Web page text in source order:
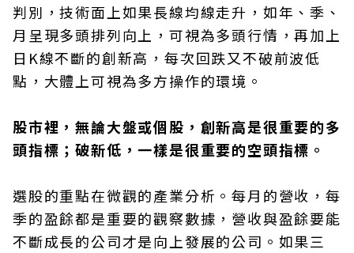
判別，技術面上如果長線均線走升，如年、季、
月呈現多頭排列向上，可視為多頭行情，再加上
日K線不斷的創新高，每次回跌又不破前波低
點，大體上可視為多方操作的環境。
股市裡，無論大盤或個股，創新高是很重要的多
頭指標；破新低，一樣是很重要的空頭指標。
選股的重點在微觀的產業分析。每月的營收，每
季的盈餘都是重要的觀察數據，營收與盈餘要能
不斷成長的公司才是向上發展的公司。如果三